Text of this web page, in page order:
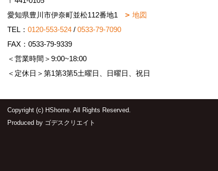
愛知県豊川市伊奈町並松112番地1
地図
TEL： 0120-553-524 / 0533-79-7090
FAX：0533-79-9339
＜営業時間＞9:00~18:00
＜定休日＞第1第3第5土曜日、日曜日、祝日
Copyright (c) HShome. All Rights Reserved.
Produced by ゴデスクリエイト